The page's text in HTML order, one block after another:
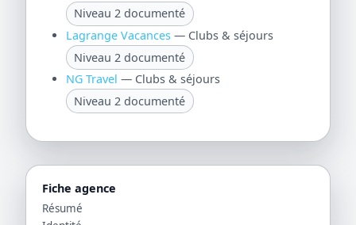
Niveau 2 documenté
Lagrange Vacances— Clubs & séjours
Niveau 2 documenté
NG Travel — Clubs & séjours
Niveau 2 documenté
Fiche agence
Résumé